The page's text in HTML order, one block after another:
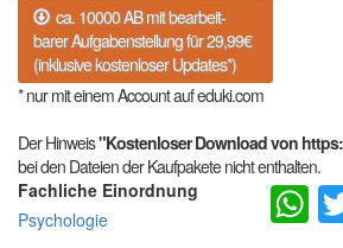
ca. 10000 AB mit bearbeit-
barer Aufgabenstellung für 29,99€
(inklusive kostenloser Updates*)
* nur mit einem Account auf eduki.com
Der Hinweis"Kostenloser Download von
bei den Dateien der Kaufpakete nicht enthalten.
Fachliche Einordnung
Psychologie